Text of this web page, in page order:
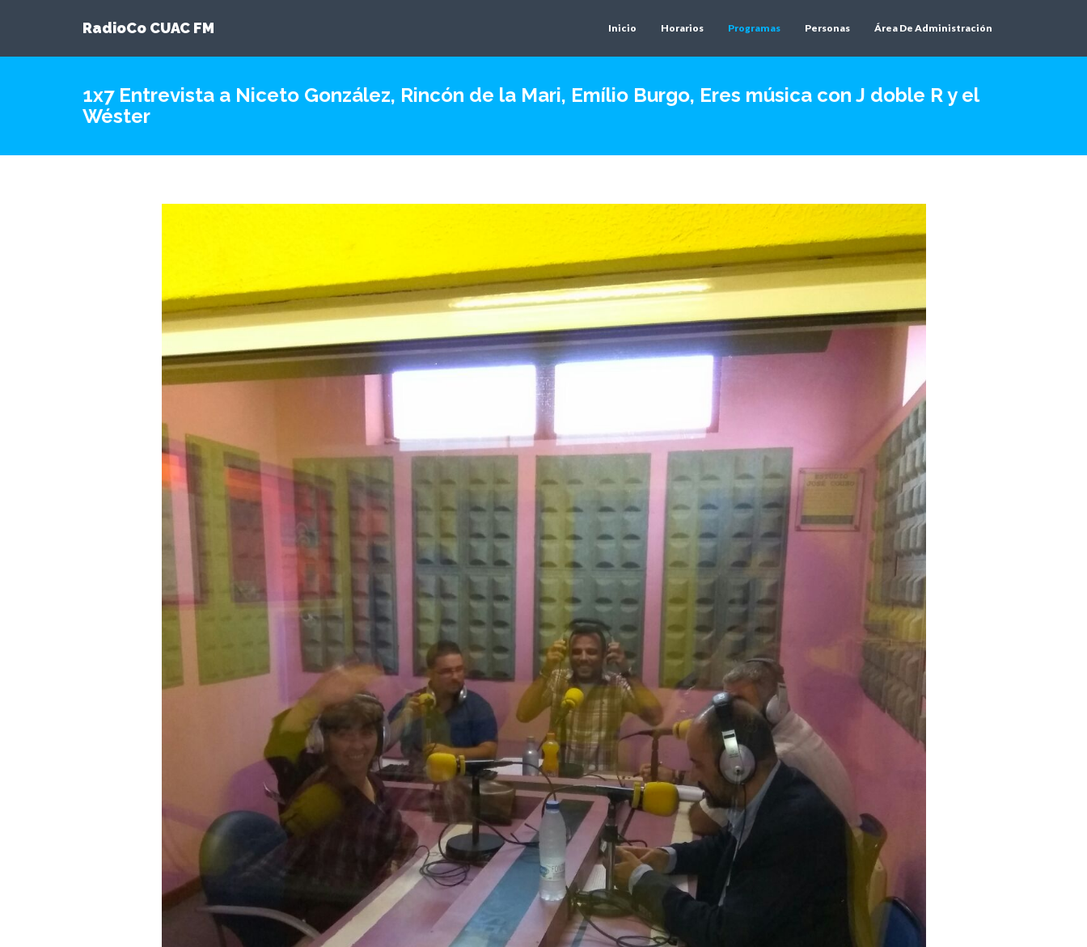
RadioCo CUAC FM Inicio Horarios Programas Personas Área De Administración
1x7 Entrevista a Niceto González, Rincón de la Mari, Emílio Burgo, Eres música con J doble R y el
Wéster